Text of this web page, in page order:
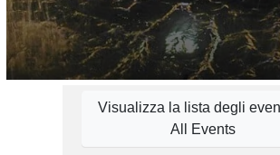
Visualizza la lista degli
All Events